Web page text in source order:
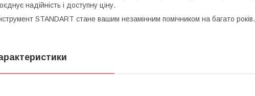
надійність і доступну ціну.
STANDART стане вашим незамінним помічником на багато років.